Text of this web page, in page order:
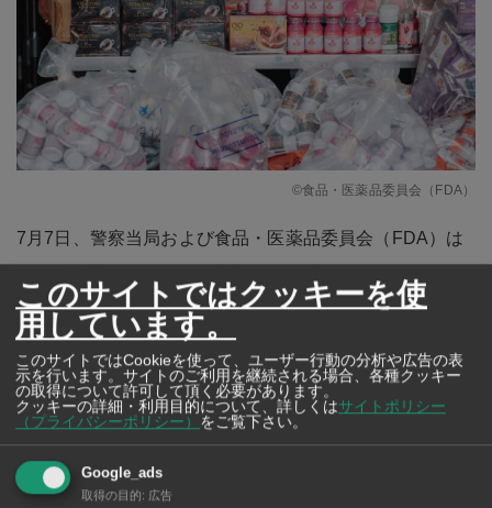
©食品・医薬品委員会（FDA）
7月7日、警察当局および食品・医薬品委員会（FDA）は
ト薬品を違法に製造している疑いのある工場を捜索し、
その結果を発表した。
広告
このサイトではクッキーを使
用しています。
このサイトではCookieを使って、ユーザー行動の分析や広告の表
示を行います。サイトのご利用を継続される場合、各種クッキー
の取得について許可して頂く必要があります。
クッキーの詳細・利用目的について、詳しくはサイトポリシー
（プライバシーポリシー）
をご覧下さい。
Google_ads
取得の目的: 広告